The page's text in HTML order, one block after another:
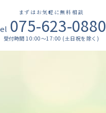
まずはお気軽に無料相談
075-623-0880
受付時間 10:00～17:00 (土日祝を除く)